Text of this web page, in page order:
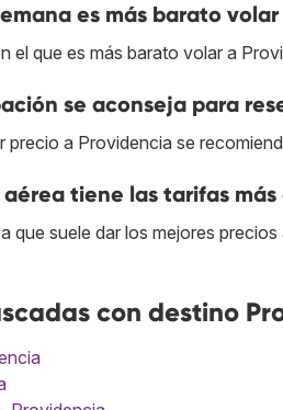
es más barato
el que es más barato volar a
se aconseja para
precio a Providencia se
tiene las tarifas
que suele dar los mejores
con destino